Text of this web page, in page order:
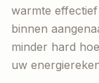
warmte
binnen
minder hard
uw